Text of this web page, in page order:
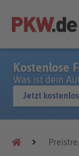
Kostenlose
Was ist dein
Jetzt
Preistrends